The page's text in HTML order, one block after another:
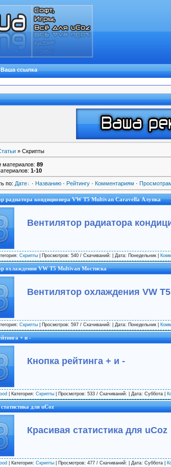
Ваша ссылка
» Скрипты
материалов: 89
: 1-10
по: Дате · Названию · Рейтингу · Комментариям ·
радиатора кондиционера VW T5 Multivan Caravella Алупка
Вентилятор радиатора
Скрипты | Просмотров: 540 / Скачиваний: | Дата: Понедельник
охлаждения VW T5 Multivan Мостиска
Вентилятор охлаждения VW
Скрипты | Просмотров: 597 / Скачиваний: | Дата: Понедельник
+ и -
Кнопка рейтинга + и -
| Категория: Скрипты | Просмотров: 533 / Скачиваний: | Дата: Суббота
для uCoz
Красивая статистика для uCoz
| Категория: Скрипты | Просмотров: 477 / Скачиваний: | Дата: Суббота